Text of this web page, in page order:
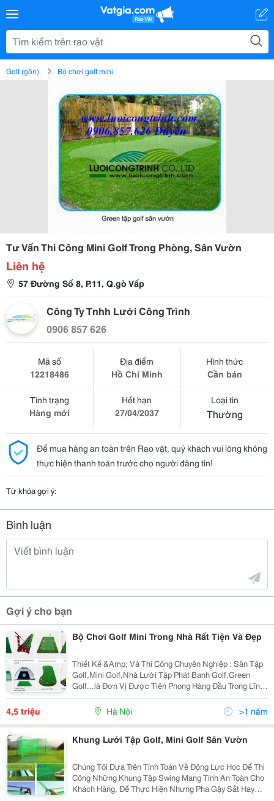
Golf (gôn) Bộ chơi golf mini
Tư Vấn Thi Công Mini Golf Trong Phòng, Sân Vườn
Liên hệ
57 Đường Số 8, P.11, Q.gò Vấp
Công Ty Tnhh Lưới Công Trình
0906 857 626
Mã số
12218486
Địa điểm
Hồ Chí Minh
Hình thức
Cần bán
Tình trạng
Hàng mới
Hết hạn
27/04/2037
Loại tin
Thường
Để mua hàng an toàn trên Rao vặt, quý khách vui lòng không
thực hiện thanh toán trước cho người đăng tin!
Từ khóa gợi ý:
Bình luận
Gợi ý cho bạn
Bộ Chơi Golf Mini Trong Nhà Rất Tiện Và Đẹp
Thiết Kế &Amp; Và Thi Công Chuyên Nghiệp : Sân Tập
Golf,Mini Golf,Nhà Lưới Tập Phát Banh Golf,Green
Golf...là Đơn Vị Được Tiên Phong Hàng Đầu Trong Lĩnh
Vực Ngành Golf Tại Vn. Ngoài Ra Chúng Tôi Còn Thi
Công Các Sân Thể Thao Ngoài Trời Như: Sân Bo
4,5 triệu Hà Nội >1 năm
Khung Lưới Tập Golf, Mini Golf Sân Vườn
Chúng Tôi Dựa Trên Tính Toán Về Động Lực Học Để Thi
Công Những Khung Tập Swing Mang Tính An Toàn Cho
Khách Hàng, Để Thực Hiện Nhưng Pha Gậy Sắt Hay